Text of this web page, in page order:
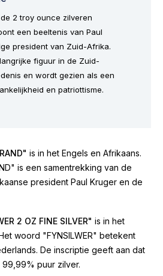
2 troy ounce zilveren
een beeltenis van Paul
president van Zuid-Afrika.
figuur in de Zuid-
en wordt gezien als een
en patriottisme.
is in het Engels en Afrikaans.
is een samentrekking van de
president Paul Kruger en de
2 OZ FINE SILVER" is in het
woord "FYNSILWER" betekent
De inscriptie geeft aan dat
99,99% puur zilver.